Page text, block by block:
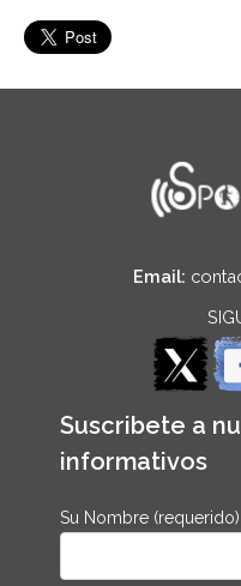
Email:
Suscribete a
informativos
Su Nombre (requerido)